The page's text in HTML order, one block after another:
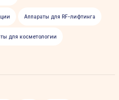
Аппараты для RF-лифтинга
для косметологии